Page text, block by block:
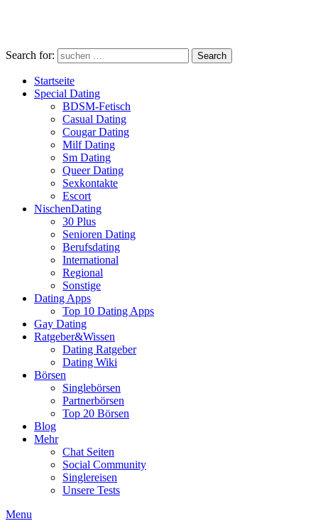
Search for: Search
Startseite
Special Dating
BDSM-Fetisch
Casual Dating
Cougar Dating
Milf Dating
Sm Dating
Queer Dating
Sexkontakte
Escort
NischenDating
30 Plus
Senioren Dating
Berufsdating
International
Regional
Sonstige
Dating Apps
Top 10 Dating Apps
Gay Dating
Ratgeber&Wissen
Dating Ratgeber
Dating Wiki
Börsen
Singlebörsen
Partnerbörsen
Top 20 Börsen
Blog
Mehr
Chat Seiten
Social Community
Singlereisen
Unsere Tests
Menu